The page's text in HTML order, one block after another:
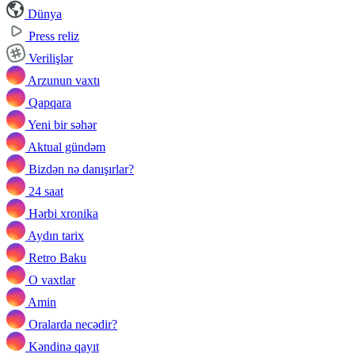
Dünya
Press reliz
Verilişlər
Arzunun vaxtı
Qapqara
Yeni bir səhər
Aktual gündəm
Bizdən nə danışırlar?
24 saat
Hərbi xronika
Aydın tarix
Retro Baku
O vaxtlar
Amin
Oralarda necədir?
Kəndinə qayıt